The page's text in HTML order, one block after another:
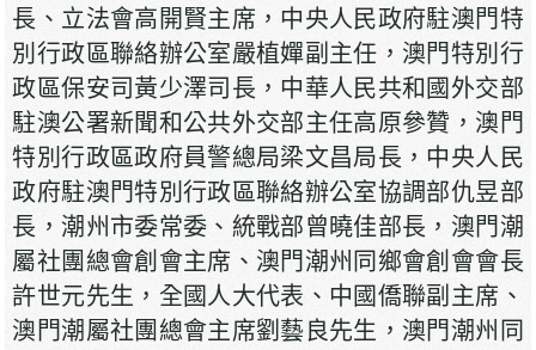
長、立法會高開賢主席，中央人民政府駐澳門特
別行政區聯絡辦公室嚴植嬋副主任，澳門特別行
政區保安司黃少澤司長，中華人民共和國外交部
駐澳公署新聞和公共外交部主任高原參贊，澳門
特別行政區政府員警總局梁文昌局長，中央人民
政府駐澳門特別行政區聯絡辦公室協調部仇昱部
長，潮州市委常委、統戰部曾曉佳部長，澳門潮
屬社團總會創會主席、澳門潮州同鄉會創會會長
許世元先生，全國人大代表、中國僑聯副主席、
澳門潮屬社團總會主席劉藝良先生，澳門潮州同